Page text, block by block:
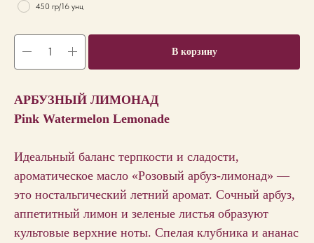
450 гр/16 унц
В корзину
АРБУЗНЫЙ ЛИМОНАД
Pink Watermelon Lemonade
Идеальный баланс терпкости и сладости,
ароматическое масло «Розовый арбуз-лимонад» —
это ностальгический летний аромат. Сочный арбуз,
аппетитный лимон и зеленые листья образуют
культовые верхние ноты. Спелая клубника и ананас